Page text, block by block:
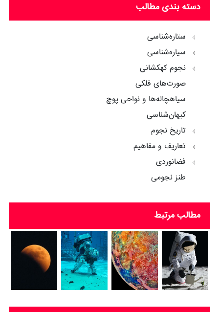
دسته بندی مطالب
ستاره‌شناسی
سیاره‌شناسی
نجوم کهکشانی
صورت‌های فلکی
سیاهچاله‌ها و نواحی پوچ
کیهان‌شناسی
تاریخ نجوم
تعاریف و مفاهیم
فضانوردی
طنز نجومی
مطالب مرتبط